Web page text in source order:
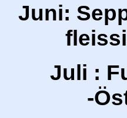
Juni:
Juli :
-